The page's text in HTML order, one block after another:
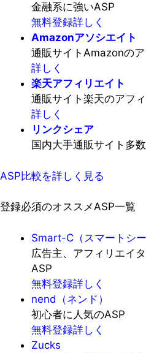
金融系に強いASP
無料登録詳しく
Amazonアソシエイト
通販サイトAmazonのア
詳しく
楽天アフィリエイト
通販サイト楽天のアフ
詳しく
リンクシェア
国内大手通販サイト多数
ASP比較を詳しく見る
登録必須のオススメASP一覧
Smart-C（スマートシー
広告主、アフィリエイ
ASP
無料登録詳しく
nend（ネンド）
初心者に人気のASP
無料登録詳しく
Zucks